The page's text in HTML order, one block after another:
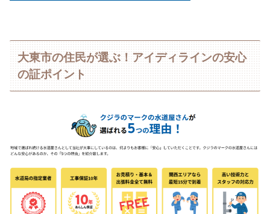
大東市の住民が選ぶ！アイディラインの安心
の証ポイント